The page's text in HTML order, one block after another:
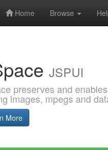
Home Browse
JSPUI
preserves and
images, mpegs and
More